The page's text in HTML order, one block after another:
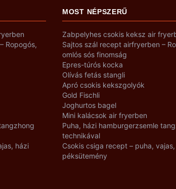
Ropogós,
házi
MOST NÉPSZERŰ
Zabpelyhes csokis keksz air
Sajtos szál recept airfryerben –
omlós sós finomság
Epres-túrós kocka
Olívás fetás stangli
Apró csokis kekszgolyók
Gold Fischli
Joghurtos bagel
Mini kalácsok air fryerben
Puha, házi hamburgerzsemle
technikával
Csokis csiga recept – puha,
péksütemény